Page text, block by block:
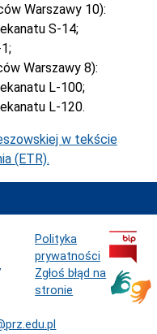
Warszawy 10):
S-14;
Warszawy 8):
L-100;
L-120.
w tekście
(ETR).
Polityka
prywatności
Zgłoś błąd na
stronie